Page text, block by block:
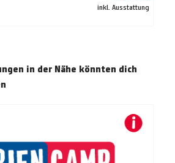
inkl. Ausstattung
in der Nähe könnten dich